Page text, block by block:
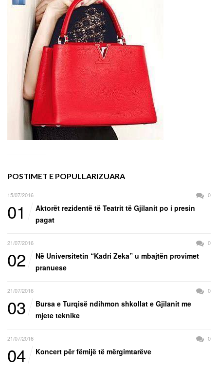
POSTIMET E POPULLARIZUARA
15/07/2016 0
01
Aktorët rezidentë të Teatrit të Gjilanit po i presin
pagat
21/07/2016 0
02
Në Universitetin “Kadri Zeka” u mbajtën provimet
pranuese
21/07/2016 0
03
Bursa e Turqisë ndihmon shkollat e Gjilanit me
mjete teknike
21/07/2016 0
04 Koncert për fëmijë të mërgimtarëve